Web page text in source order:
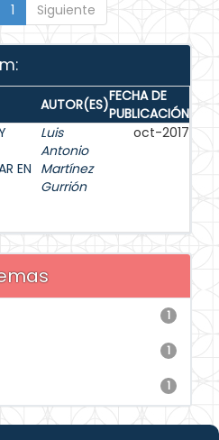
1 Siguiente
AUTOR(ES)FECHA DE
PUBLICACIÓN
EN
Luis
Antonio
Martínez
Gurrión
oct-2017
1
1
1